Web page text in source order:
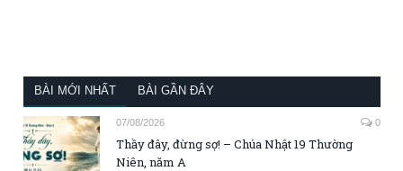
BÀI MỚI NHẤT BÀI GẦN ĐÂY
07/08/2026 0
Thầy đây, đừng sợ! – Chúa Nhật 19 Thường
Niên, năm A